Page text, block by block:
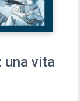
una vita